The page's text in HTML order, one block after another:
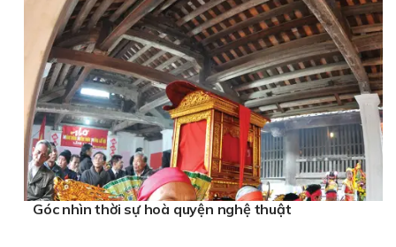
Góc nhìn thời sự hoà quyện nghệ thuật